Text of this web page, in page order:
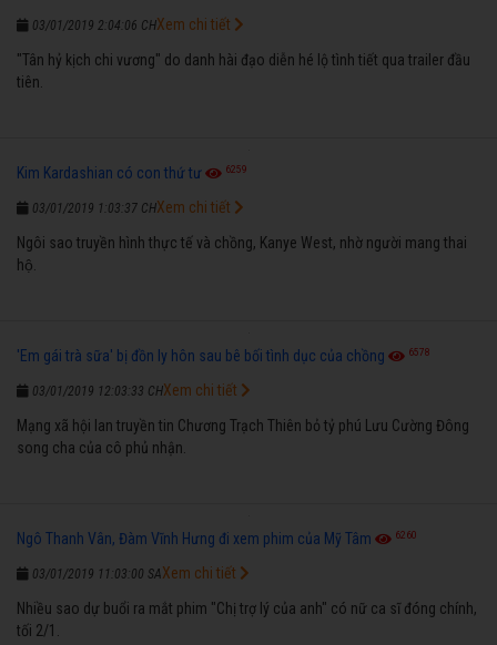
03/01/2019 2:04:06 CH
"Tân hỷ kịch chi vương" do danh hài đạo diễn hé lộ tình tiết qua trailer đầu
tiên.
Xem chi tiết
Kim Kardashian có con thứ tư 6259
03/01/2019 1:03:37 CH
Ngôi sao truyền hình thực tế và chồng, Kanye West, nhờ người mang thai
hộ.
Xem chi tiết
'Em gái trà sữa' bị đồn ly hôn sau bê bối tình dục của chồng 6578
03/01/2019 12:03:33 CH
Mạng xã hội lan truyền tin Chương Trạch Thiên bỏ tỷ phú Lưu Cường Đông
song cha của cô phủ nhận.
Xem chi tiết
Ngô Thanh Vân, Đàm Vĩnh Hưng đi xem phim của Mỹ Tâm 6260
03/01/2019 11:03:00 SA
Nhiều sao dự buổi ra mắt phim "Chị trợ lý của anh" có nữ ca sĩ đóng chính,
tối 2/1.
Xem chi tiết